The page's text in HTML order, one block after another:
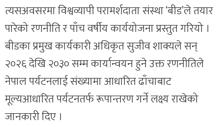
त्यसअवसरमा विश्वव्यापी परामर्शदाता संस्था ‘बीड’ले तयार
पारेको रणनीति र पाँच वर्षीय कार्ययोजना प्रस्तुत गरियो ।
बीडका प्रमुख कार्यकारी अधिकृत सुजीव शाक्यले सन्
२०२६ देखि २०३० सम्म कार्यान्वयन हुने उक्त रणनीतिले
नेपाल पर्यटनलाई संख्यामा आधारित ढाँचाबाट
मूल्यआधारित पर्यटनतर्फ रूपान्तरण गर्ने लक्ष्य राखेको
जानकारी दिए ।